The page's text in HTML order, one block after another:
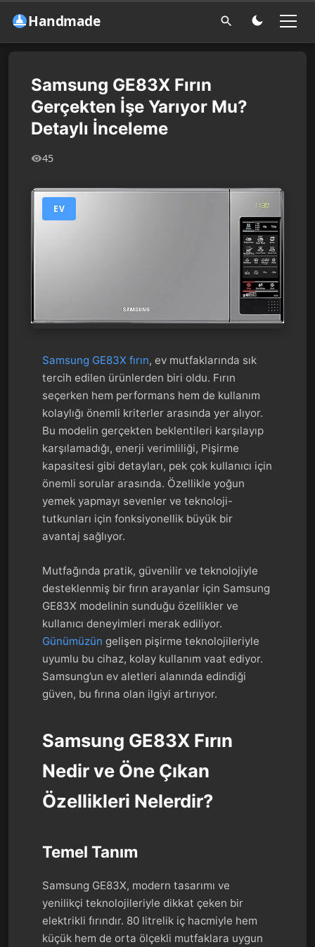
Handmade
Samsung GE83X Fırın
Gerçekten İşe Yarıyor Mu?
Detaylı İnceleme
45
EV
Samsung GE83X fırın, ev mutfaklarında sık
tercih edilen ürünlerden biri oldu. Fırın
seçerken hem performans hem de kullanım
kolaylığı önemli kriterler arasında yer alıyor.
Bu modelin gerçekten beklentileri karşılayıp
karşılamadığı, enerji verimliliği, Pişirme
kapasitesi gibi detayları, pek çok kullanıcı için
önemli sorular arasında. Özellikle yoğun
yemek yapmayı sevenler ve teknoloji-
tutkunları için fonksiyonellik büyük bir
avantaj sağlıyor.
Mutfağında pratik, güvenilir ve teknolojiyle
desteklenmiş bir fırın arayanlar için Samsung
GE83X modelinin sunduğu özellikler ve
kullanıcı deneyimleri merak ediliyor.
Günümüzün gelişen pişirme teknolojileriyle
uyumlu bu cihaz, kolay kullanım vaat ediyor.
Samsung’un ev aletleri alanında edindiği
güven, bu fırına olan ilgiyi artırıyor.
Samsung GE83X Fırın
Nedir ve Öne Çıkan
Özellikleri Nelerdir?
Temel Tanım
Samsung GE83X, modern tasarımı ve
yenilikçi teknolojileriyle dikkat çeken bir
elektrikli fırındır. 80 litrelik iç hacmiyle hem
küçük hem de orta ölçekli mutfaklara uygun